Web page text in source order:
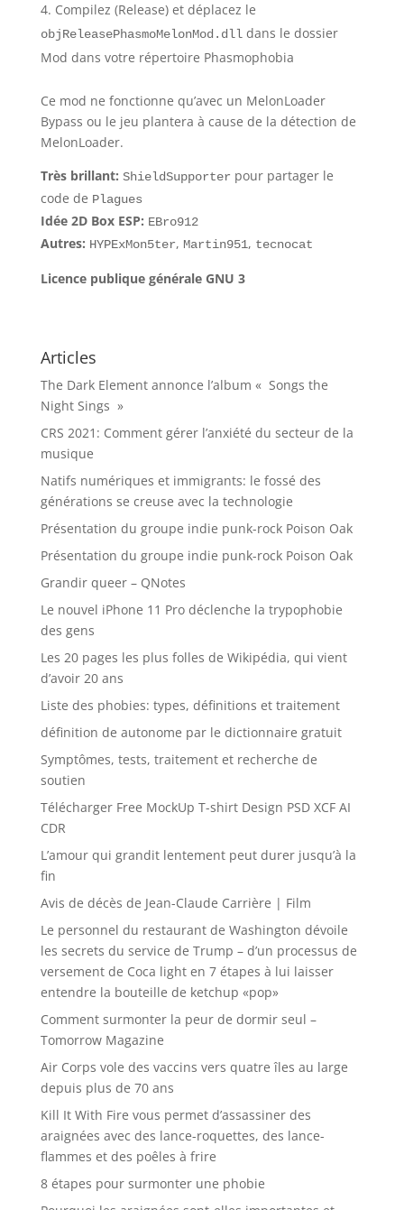
Compilez (Release) et déplacez le
objReleasePhasmoMelonMod.dlldans le dossier
Mod dans votre répertoire Phasmophobia
Ce mod ne fonctionne qu’avec un MelonLoader
Bypass ou le jeu plantera à cause de la détection de
MelonLoader.
Très brillant: ShieldSupporter pour partager le
code de Plagues
Idée 2D Box ESP: EBro912
Autres: HYPExMon5ter, Martin951, tecnocat
Licence publique générale GNU 3
Articles
The Dark Element annonce l’album « Songs the
Night Sings »
CRS 2021: Comment gérer l’anxiété du secteur de la
musique
Natifs numériques et immigrants: le fossé des
générations se creuse avec la technologie
Présentation du groupe indie punk-rock Poison Oak
Présentation du groupe indie punk-rock Poison Oak
Grandir queer – QNotes
Le nouvel iPhone 11 Pro déclenche la trypophobie
des gens
Les 20 pages les plus folles de Wikipédia, qui vient
d’avoir 20 ans
Liste des phobies: types, définitions et traitement
définition de autonome par le dictionnaire gratuit
Symptômes, tests, traitement et recherche de
soutien
Télécharger Free MockUp T-shirt Design PSD XCF AI
CDR
L’amour qui grandit lentement peut durer jusqu’à la
fin
Avis de décès de Jean-Claude Carrière | Film
Le personnel du restaurant de Washington dévoile
les secrets du service de Trump – d’un processus de
versement de Coca light en 7 étapes à lui laisser
entendre la bouteille de ketchup «pop»
Comment surmonter la peur de dormir seul –
Tomorrow Magazine
Air Corps vole des vaccins vers quatre îles au large
depuis plus de 70 ans
Kill It With Fire vous permet d’assassiner des
araignées avec des lance-roquettes, des lance-
flammes et des poêles à frire
8 étapes pour surmonter une phobie